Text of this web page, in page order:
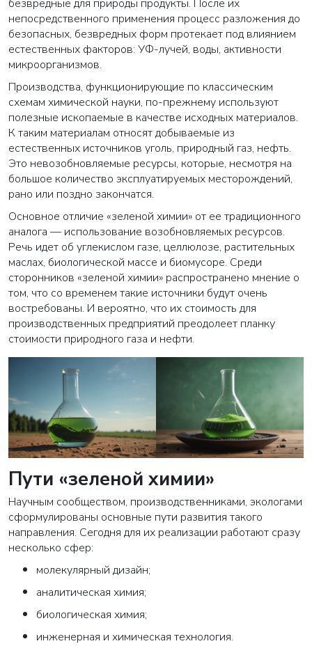
безвредные для природы продукты. После их
непосредственного применения процесс разложения до
безопасных, безвредных форм протекает под влиянием
естественных факторов: УФ-лучей, воды, активности
микроорганизмов.
Производства, функционирующие по классическим
схемам химической науки, по-прежнему используют
полезные ископаемые в качестве исходных материалов.
К таким материалам относят добываемые из
естественных источников уголь, природный газ, нефть.
Это невозобновляемые ресурсы, которые, несмотря на
большое количество эксплуатируемых месторождений,
рано или поздно закончатся.
Основное отличие «зеленой химии» от ее традиционного
аналога — использование возобновляемых ресурсов.
Речь идет об углекислом газе, целлюлозе, растительных
маслах, биологической массе и биомусоре. Среди
сторонников «зеленой химии» распространено мнение о
том, что со временем такие источники будут очень
востребованы. И вероятно, что их стоимость для
производственных предприятий преодолеет планку
стоимости природного газа и нефти.
Пути «зеленой химии»
Научным сообществом, производственниками, экологами
сформулированы основные пути развития такого
направления. Сегодня для их реализации работают сразу
несколько сфер:
молекулярный дизайн;
аналитическая химия;
биологическая химия;
инженерная и химическая технология.
ВАША ЗАЯВКА ОТПРАВЛЕНА
свяжутся с вами